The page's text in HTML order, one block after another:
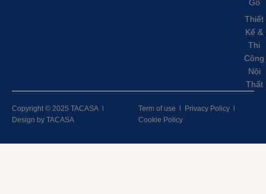
Gỗ
Thiết
Kế &
Thi
Công
Nội
Thất
Copyright © 2025 TACASA
Design by TACASA
Term of use Privacy Policy
Cookie Policy